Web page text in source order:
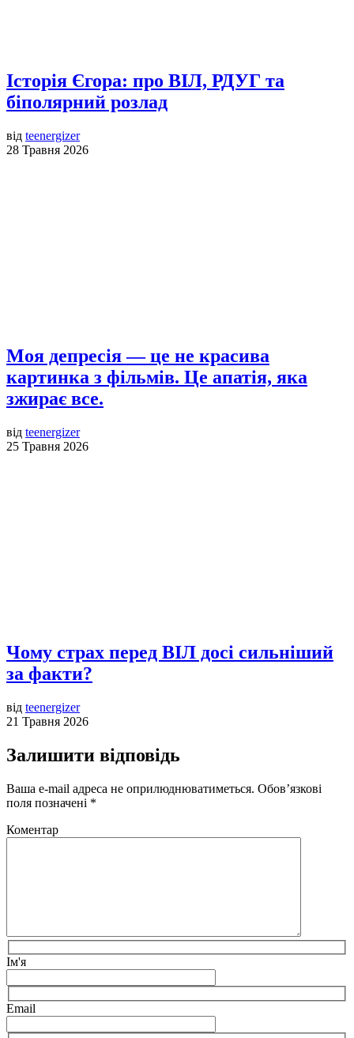
Історія Єгора: про ВІЛ, РДУГ та
біполярний розлад
від teenergizer
28 Травня 2026
Моя депресія — це не красива
картинка з фільмів. Це апатія, яка
зжирає все.
від teenergizer
25 Травня 2026
Чому страх перед ВІЛ досі сильніший
за факти?
від teenergizer
21 Травня 2026
Залишити відповідь
Ваша e-mail адреса не оприлюднюватиметься. Обов’язкові
поля позначені *
Коментар
Ім'я
Email